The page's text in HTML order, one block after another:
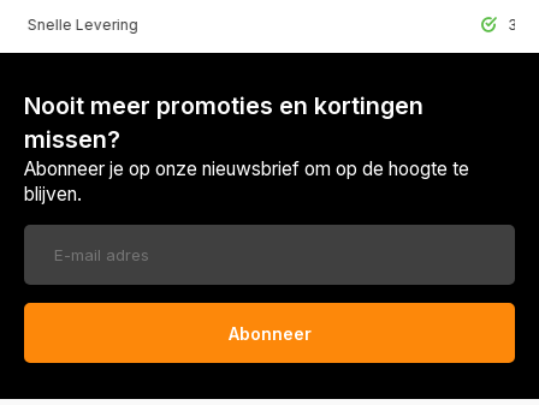
Levering 30 Dagen
Nooit meer promoties en kortingen
missen?
Abonneer je op onze nieuwsbrief om op de hoogte te
blijven.
Abonneer